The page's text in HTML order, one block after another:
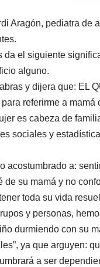
Aragón, pediatra de
da el siguiente
alguno.
y dijera que: EL
referirme a
es cabeza de
sociales y
acostumbrado a:
su mamá y no
toda su vida
y personas,
durmiendo con su
ya que arguyen:
a ser